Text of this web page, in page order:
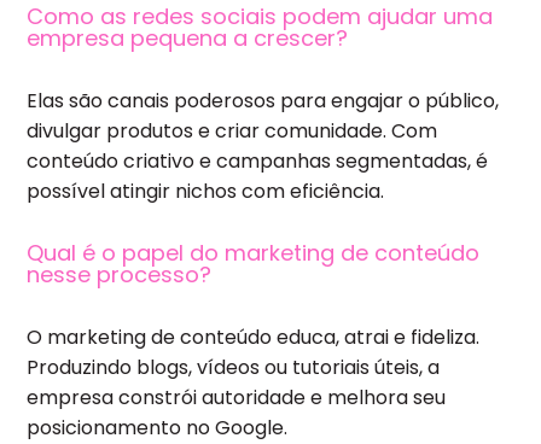
Como as redes sociais podem ajudar uma
empresa pequena a crescer?
Elas são canais poderosos para engajar o público,
divulgar produtos e criar comunidade. Com
conteúdo criativo e campanhas segmentadas, é
possível atingir nichos com eficiência.
Qual é o papel do marketing de conteúdo
nesse processo?
O marketing de conteúdo educa, atrai e fideliza.
Produzindo blogs, vídeos ou tutoriais úteis, a
empresa constrói autoridade e melhora seu
posicionamento no Google.